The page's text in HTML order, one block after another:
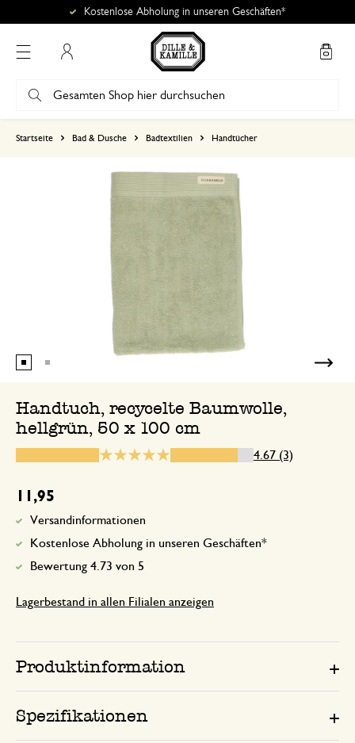
Kostenlose Abholung in unseren Geschäften*
Startseite Bad & Dusche Badtextilien Handtücher
Handtuch, recycelte Baumwolle,
hellgrün, 50 x 100 cm
4.67 (3)
11,95
Versandinformationen
Kostenlose Abholung in unseren Geschäften*
Bewertung 4.73 von 5
Lagerbestand in allen Filialen anzeigen
Produktinformation
Spezifikationen
4
10. Oktober 2025
Nur Bewertung, ohne Kommentar
19. Juli 2026
Nur Bewertung, ohne Kommentar
Nur Bewertung, ohne Kommentar